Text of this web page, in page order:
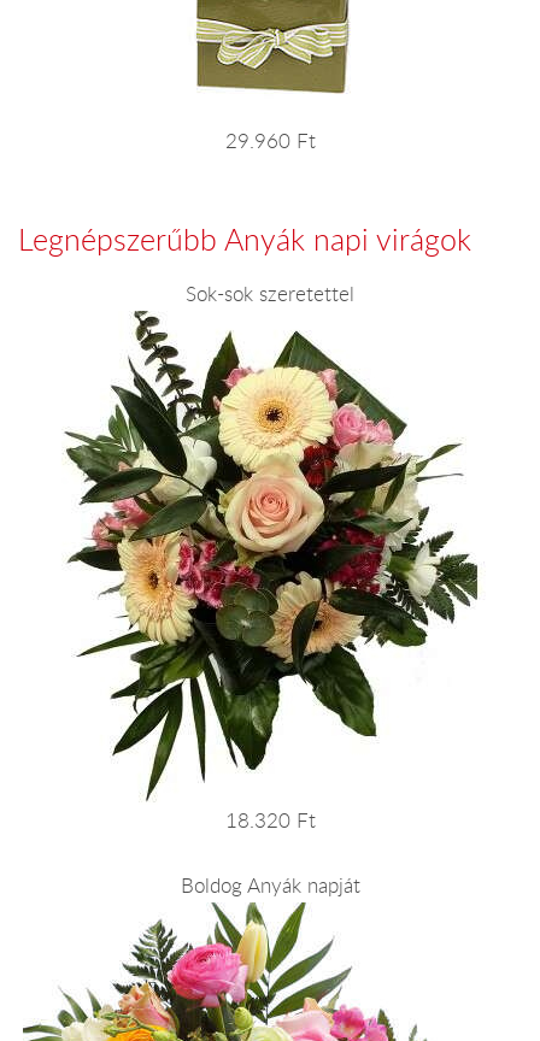
29.960 Ft
Legnépszerűbb Anyák napi virágok
Sok-sok szeretettel
18.320 Ft
Boldog Anyák napját